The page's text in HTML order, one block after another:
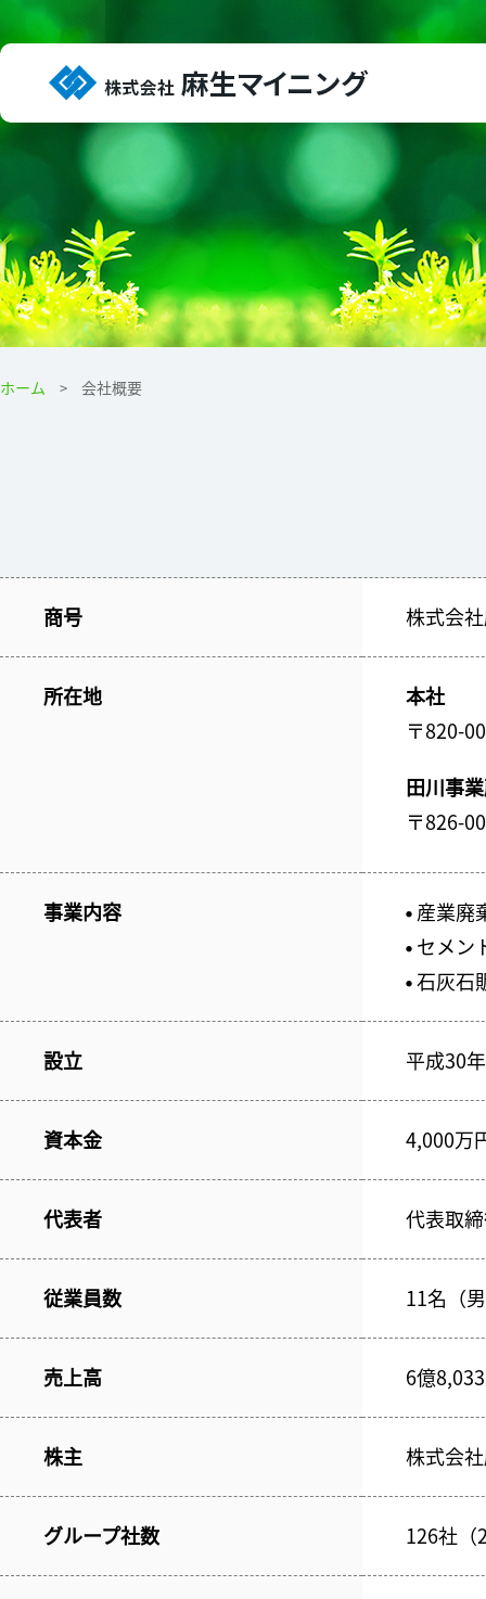
ホーム 会社概要
商号 株式会
所在地
本社
〒820-
田川事
〒826-
事業内容 ● 産業廃
● セメン
● 石灰石
設立 平成30
資本金 4,000万
代表者 代表取
従業員数 11名（
売上高 6億
株主 株式会
グループ社数 126社（